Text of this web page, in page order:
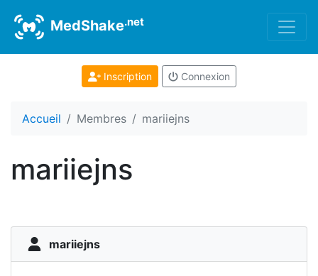
MedShake.net
Inscription Connexion
Accueil Membres mariiejns
mariiejns
mariiejns